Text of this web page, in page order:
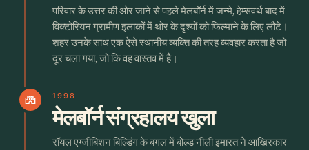
परिवार के उत्तर की ओर जाने से पहले मेलबॉर्न में जन्मे, हेम्सवर्थ बाद में
विक्टोरियन ग्रामीण इलाकों में थोर के दृश्यों को फिल्माने के लिए लौटे।
शहर उनके साथ एक ऐसे स्थानीय व्यक्ति की तरह व्यवहार करता है जो
दूर चला गया, जो कि वह वास्तव में है।
castle 1998
मेलबॉर्न संग्रहालय खुला
रॉयल एग्जीबिशन बिल्डिंग के बगल में बोल्ड नीली इमारत ने आखिरकार